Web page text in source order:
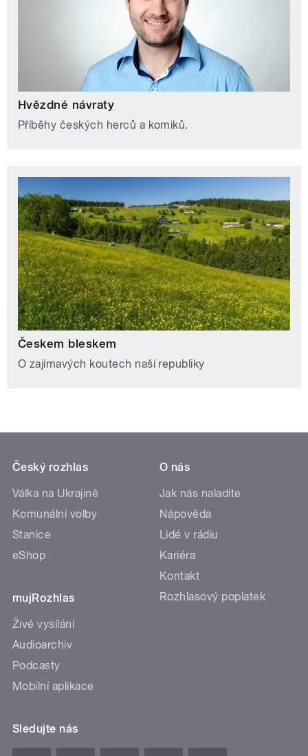
Hvězdné návraty
Příběhy českých herců a komiků.
Českem bleskem
O zajímavých koutech naší republiky
Český rozhlas
Válka na Ukrajině
Komunální volby
Stanice
eShop
mujRozhlas
Živé vysílání
Audioarchiv
Podcasty
Mobilní aplikace
O nás
Jak nás naladíte
Nápověda
Lidé v rádiu
Kariéra
Kontakt
Rozhlasový poplatek
Sledujte nás